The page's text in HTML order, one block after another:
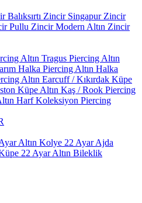
Balıksırtı Zincir Singapur Zincir
Pullu ZincirModern Altın Zincir
Altın Tragus Piercing Altın
Halka Piercing Altın Halka
Altın Earcuff / Kıkırdak Küpe
Küpe Altın Kaş / Rook Piercing
Harf Koleksiyon Piercing
Altın Kolye 22 Ayar Ajda
22 Ayar Altın Bileklik